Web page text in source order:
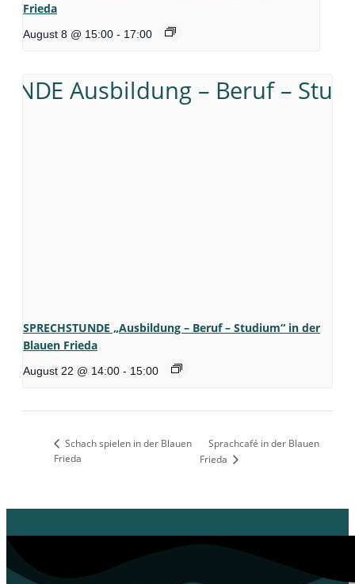
Frieda
August 8 @ 15:00 - 17:00
SPRECHSTUNDE „Ausbildung – Beruf – Studium“ in der
Blauen Frieda
August 22 @ 14:00 - 15:00
Schach spielen in der Blauen
Frieda
Sprachcafé in der Blauen
Frieda